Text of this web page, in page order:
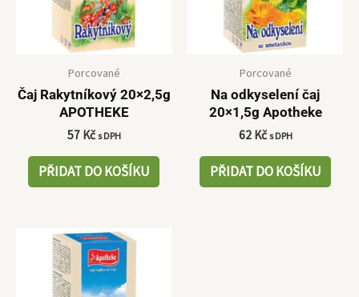
Porcované
Čaj Rakytníkový 20×2,5g
APOTHEKE
57 Kč s DPH
PŘIDAT DO KOŠÍKU
Porcované
Na odkyselení čaj
20×1,5g Apotheke
62 Kč s DPH
PŘIDAT DO KOŠÍKU